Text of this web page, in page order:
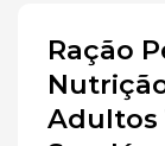
Ração
Adultos